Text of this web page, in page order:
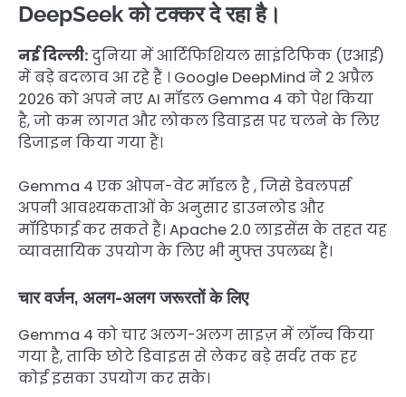
DeepSeek को टक्कर दे रहा है।
नई दिल्ली:दुनिया में आर्टिफिशियल साइंटिफिक (एआई)
में बड़े बदलाव आ रहे हैं । Google DeepMind ने 2 अप्रैल
2026 को अपने नए AI मॉडल Gemma 4 को पेश किया
है, जो कम लागत और लोकल डिवाइस पर चलने के लिए
डिजाइन किया गया हैं।​​​​
Gemma 4 एक ओपन-वेट मॉडल है , जिसे डेवलपर्स
अपनी आवश्यकताओं के अनुसार डाउनलोड और
मॉडिफाई कर सकते हैं। Apache 2.0 लाइसेंस के तहत यह
व्यावसायिक उपयोग के लिए भी मुफ्त उपलब्ध हैं।
चार वर्जन, अलग-अलग जरूरतों के लिए
Gemma 4 को चार अलग-अलग साइज़ में लॉन्च किया
गया है, ताकि छोटे डिवाइस से लेकर बड़े सर्वर तक हर
कोई इसका उपयोग कर सके।